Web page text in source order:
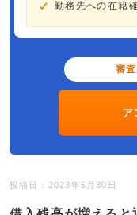
勤務先への在籍
審
ア
投稿日：2023年5月30日